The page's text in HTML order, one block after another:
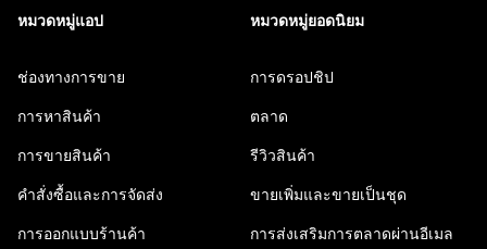
หมวดหมู่แอป
ช่องทางการขาย
การหาสินค้า
การขายสินค้า
คำสั่งซื้อและการจัดส่ง
การออกแบบร้านค้า
หมวดหมู่ยอดนิยม
การดรอปชิป
ตลาด
รีวิวสินค้า
ขายเพิ่มและขายเป็นชุด
การส่งเสริมการตลาดผ่านอีเมล